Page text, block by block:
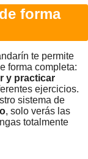
forma
te permite
forma completa:
y practicar
ejercicios.
sistema de
, solo verás las
totalmente